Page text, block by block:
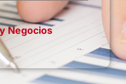
Negocios